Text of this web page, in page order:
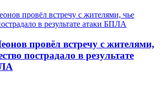
провёл встречу с жителями,
пострадало в результате